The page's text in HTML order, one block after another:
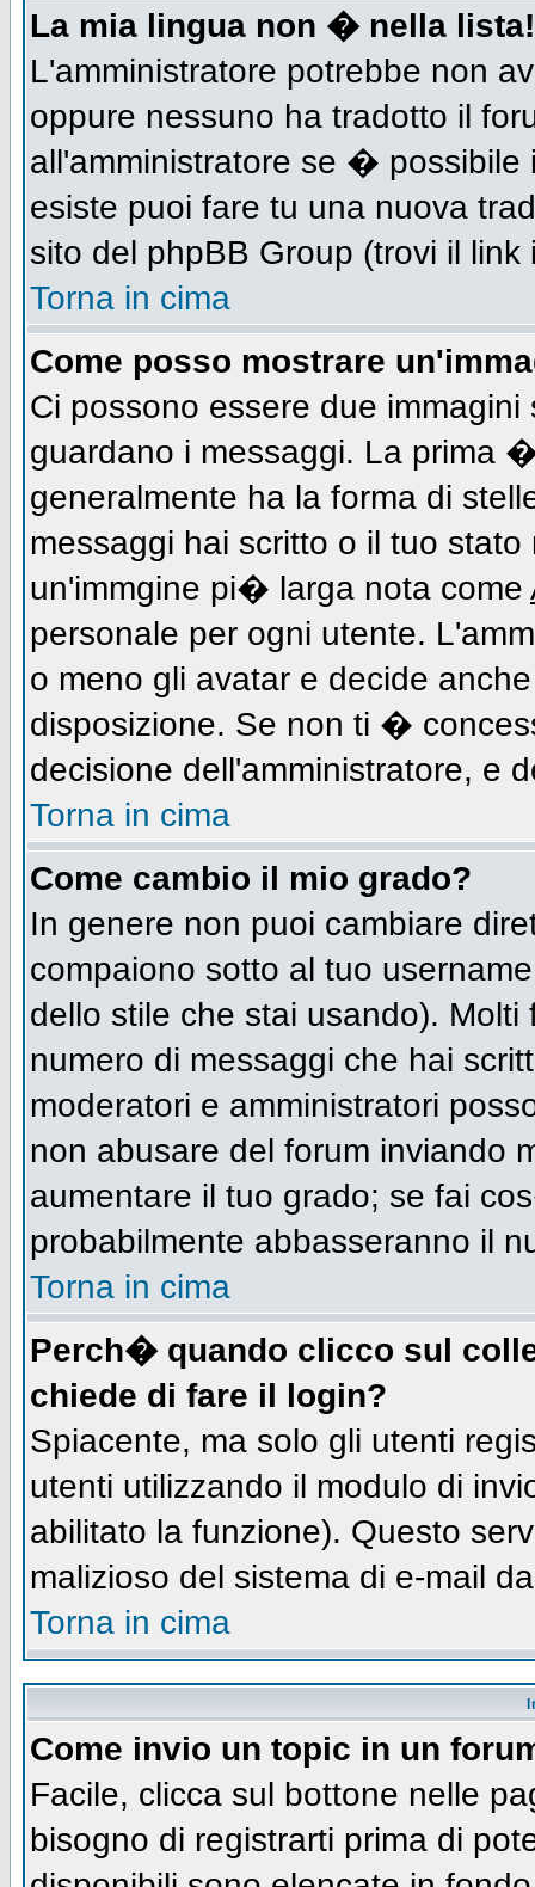
La mia lingua non � nella lista!
L'amministratore potrebbe non
oppure nessuno ha tradotto il
all'amministratore se � possibile
esiste puoi fare tu una nuova
sito del phpBB Group (trovi il
Torna in cima
Come posso mostrare
Ci possono essere due
guardano i messaggi. La prima
generalmente ha la forma di
messaggi hai scritto o il tuo
un'immgine pi� larga nota come
personale per ogni utente.
o meno gli avatar e decide
disposizione. Se non ti �
decisione dell'amministratore, e
Torna in cima
Come cambio il mio grado?
In genere non puoi cambiare
compaiono sotto al tuo
dello stile che stai usando).
numero di messaggi che hai
moderatori e amministratori
non abusare del forum inviando
aumentare il tuo grado; se fai
probabilmente abbasseranno il
Torna in cima
Perch� quando clicco sul
chiede di fare il login?
Spiacente, ma solo gli utenti
utenti utilizzando il modulo di
abilitato la funzione). Questo
malizioso del sistema di e-mail
Torna in cima
Come invio un topic in un
Facile, clicca sul bottone nelle
bisogno di registrarti prima di